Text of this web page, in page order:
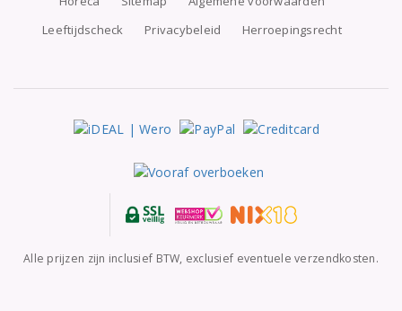
Leeftijdscheck
Privacybeleid Herroepingsrecht
Alle prijzen zijn inclusief BTW, exclusief eventuele verzendkosten.